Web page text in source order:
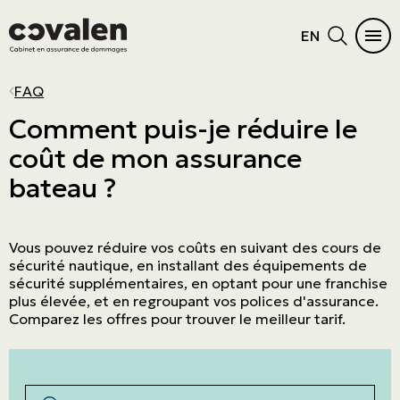
EN
AUTOMOBILE
Auto
Véhicules récréatifs
Moto
Embarcation nautique
HABITATION
Maison
Condo
Chalet
DIFFICULTÉS À S’ASSURER
Résidence vacante ou inoccupée
Dossier criminel
Fréquences de réclamations
Location courte durée
Maison mobile
Résiliation assurance
PRODUITS D'ASSURANCES
Cautionnement
Erreurs et omissions
Administrateurs et dirigeants
Responsabilité civile générale
Biens des entreprises
SECTEURS D'ACTIVITÉS
PME
Commerce de détail
Manufacturier et grossiste
Entreprise de service
Agricole & agroalimentaire
Aviation
Transport
Construction
PROGRAMMES
ADMA
OBNL
Grand Nord
propriétaires d’aéronefs (COPA)
MENU PRINCIPAL
Voir tous les produits
Automobile
Habitation
Biens de haute valeur
MENU PRINCIPAL
Voir tous les produits
Produits d'assurances
Secteurs d'activités
FAQ
Comment puis-je réduire le
coût de mon assurance
bateau ?
Vous pouvez réduire vos coûts en suivant des cours de
sécurité nautique, en installant des équipements de
sécurité supplémentaires, en optant pour une franchise
plus élevée, et en regroupant vos polices d'assurance.
Comparez les offres pour trouver le meilleur tarif.